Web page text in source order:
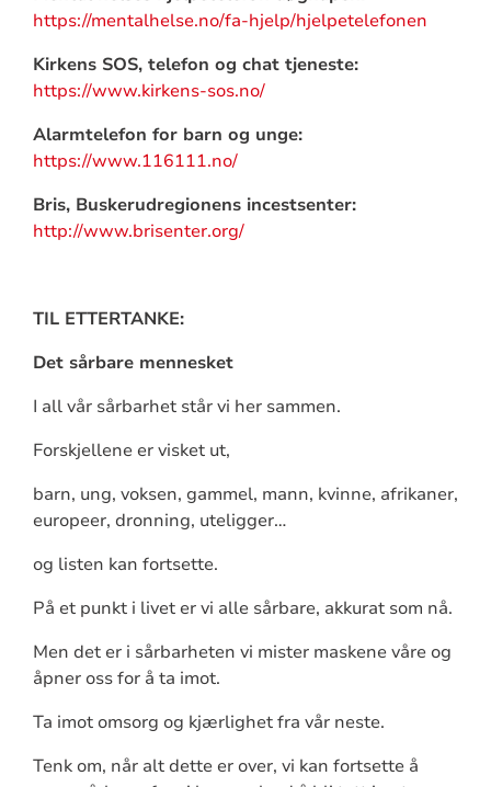
https://mentalhelse.no/fa-hjelp/hjelpetelefonen
Kirkens SOS, telefon og chat tjeneste:
https://www.kirkens-sos.no/
Alarmtelefon for barn og unge:
https://www.116111.no/
Bris, Buskerudregionens incestsenter:
http://www.brisenter.org/
TIL ETTERTANKE:
Det sårbare mennesket
I all vår sårbarhet står vi her sammen.
Forskjellene er visket ut,
barn, ung, voksen, gammel, mann, kvinne, afrikaner,
europeer, dronning, uteligger…
og listen kan fortsette.
På et punkt i livet er vi alle sårbare, akkurat som nå.
Men det er i sårbarheten vi mister maskene våre og
åpner oss for å ta imot.
Ta imot omsorg og kjærlighet fra vår neste.
Tenk om, når alt dette er over, vi kan fortsette å